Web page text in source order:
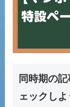
同時期の
ェックしよ